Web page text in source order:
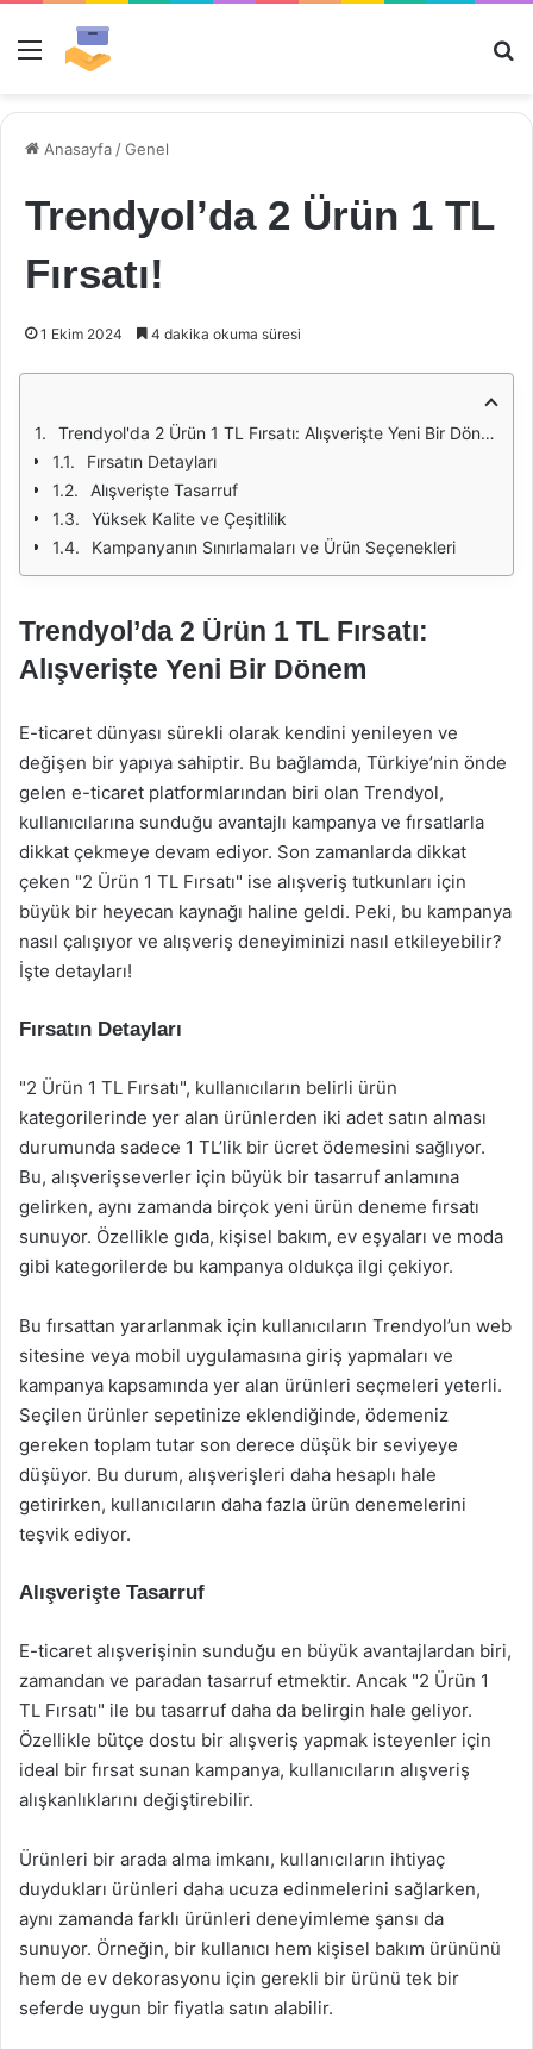
Menü
Anasayfa /Genel
Trendyol’da 2 Ürün 1 TL
Fırsatı!
1 Ekim 2024 4 dakika okuma süresi
Trendyol'da 2 Ürün 1 TL Fırsatı: Alışverişte Yeni Bir Dönem
Fırsatın Detayları
Alışverişte Tasarruf
Yüksek Kalite ve Çeşitlilik
Kampanyanın Sınırlamaları ve Ürün Seçenekleri
Trendyol’da 2 Ürün 1 TL Fırsatı:
Alışverişte Yeni Bir Dönem
E-ticaret dünyası sürekli olarak kendini yenileyen ve
değişen bir yapıya sahiptir. Bu bağlamda, Türkiye’nin önde
gelen e-ticaret platformlarından biri olan Trendyol,
kullanıcılarına sunduğu avantajlı kampanya ve fırsatlarla
dikkat çekmeye devam ediyor. Son zamanlarda dikkat
çeken "2 Ürün 1 TL Fırsatı" ise alışveriş tutkunları için
büyük bir heyecan kaynağı haline geldi. Peki, bu kampanya
nasıl çalışıyor ve alışveriş deneyiminizi nasıl etkileyebilir?
İşte detayları!
Fırsatın Detayları
"2 Ürün 1 TL Fırsatı", kullanıcıların belirli ürün
kategorilerinde yer alan ürünlerden iki adet satın alması
durumunda sadece 1 TL’lik bir ücret ödemesini sağlıyor.
Bu, alışverişseverler için büyük bir tasarruf anlamına
gelirken, aynı zamanda birçok yeni ürün deneme fırsatı
sunuyor. Özellikle gıda, kişisel bakım, ev eşyaları ve moda
gibi kategorilerde bu kampanya oldukça ilgi çekiyor.
Bu fırsattan yararlanmak için kullanıcıların Trendyol’un web
sitesine veya mobil uygulamasına giriş yapmaları ve
kampanya kapsamında yer alan ürünleri seçmeleri yeterli.
Seçilen ürünler sepetinize eklendiğinde, ödemeniz
gereken toplam tutar son derece düşük bir seviyeye
düşüyor. Bu durum, alışverişleri daha hesaplı hale
getirirken, kullanıcıların daha fazla ürün denemelerini
teşvik ediyor.
Alışverişte Tasarruf
E-ticaret alışverişinin sunduğu en büyük avantajlardan biri,
zamandan ve paradan tasarruf etmektir. Ancak "2 Ürün 1
TL Fırsatı" ile bu tasarruf daha da belirgin hale geliyor.
Özellikle bütçe dostu bir alışveriş yapmak isteyenler için
ideal bir fırsat sunan kampanya, kullanıcıların alışveriş
alışkanlıklarını değiştirebilir.
Ürünleri bir arada alma imkanı, kullanıcıların ihtiyaç
duydukları ürünleri daha ucuza edinmelerini sağlarken,
aynı zamanda farklı ürünleri deneyimleme şansı da
sunuyor. Örneğin, bir kullanıcı hem kişisel bakım ürününü
hem de ev dekorasyonu için gerekli bir ürünü tek bir
seferde uygun bir fiyatla satın alabilir.